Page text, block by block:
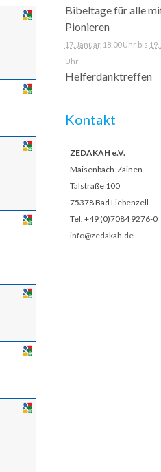
Bibeltage für alle
Pionieren
17. Januar, 18:00 Uhr bis
Uhr
Helferdanktreffen
Kontakt
ZEDAKAH e.V.
Maisenbach-Zainen
Talstraße 100
75378 Bad Liebenzell
Tel. +49 (0)7084 9276-0
info@zedakah.de